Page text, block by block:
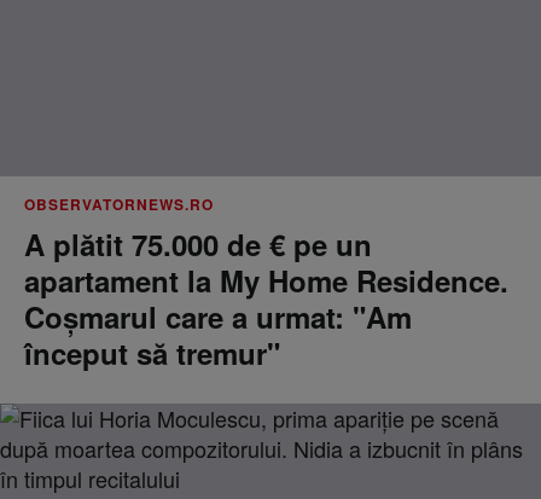
OBSERVATORNEWS.RO
A plătit 75.000 de € pe un
apartament la My Home Residence.
Coşmarul care a urmat: "Am
început să tremur"